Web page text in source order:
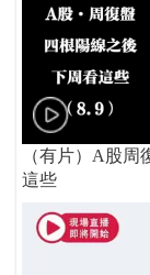
（有片）A股
這些